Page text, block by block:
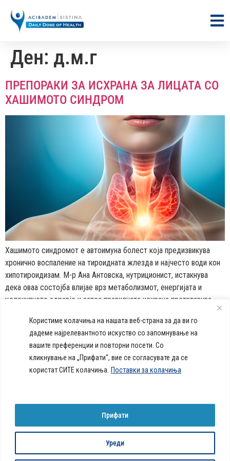
Користиме колачиња на нашата веб-страна за да ви го
дадеме најрелевантното искуство со запомнување на
вашите преференции и повторни посети. Со
кликнување на „Прифати“, вие се согласувате да се
користат СИТЕ колачиња. Поставки за колачиња
Уреди
Прифати
Ден: д.м.г
ПРЕПОРАКИ ЗА ИСХРАНА ЗА ЛИЦАТА СО
ХАШИМОТО СИНДРОМ
Хашимото синдромот е автоимуна болест која предизвикува
хронично воспаление на тироидната жлезда и најчесто води кон
хипотироидизам. М-р Ана Антовска, нутриционист, истакнува
дека оваа состојба влијае врз метаболизмот, енергијата и
целокупното здравје и затоа правилната исхрана претставува
организмот. Кои нутриенти е потребно да се внесуваат? Што […]
Daily Dose Of Health -
портал кој ќе ви ги одговори
сите прашања за вашето
здравје и ќе ви даде совети
callcenter@acibademsistina.mk
+ 389 2 30 99 500
© 2026 Сите права се задржаниПолитика за колачиња на веб-страница